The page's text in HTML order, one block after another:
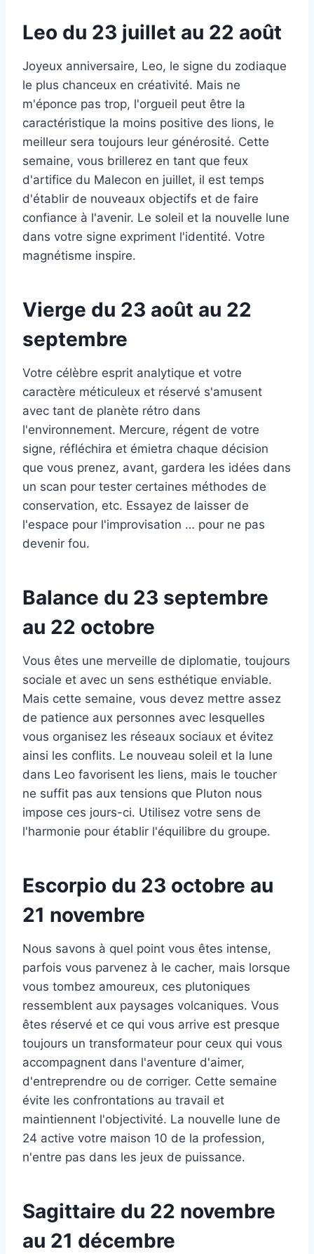
Leo du 23 juillet au 22 août
Joyeux anniversaire, Leo, le signe du zodiaque
le plus chanceux en créativité. Mais ne
m'éponce pas trop, l'orgueil peut être la
caractéristique la moins positive des lions, le
meilleur sera toujours leur générosité. Cette
semaine, vous brillerez en tant que feux
d'artifice du Malecon en juillet, il est temps
d'établir de nouveaux objectifs et de faire
confiance à l'avenir. Le soleil et la nouvelle lune
dans votre signe expriment l'identité. Votre
magnétisme inspire.
Vierge du 23 août au 22
septembre
Votre célèbre esprit analytique et votre
caractère méticuleux et réservé s'amusent
avec tant de planète rétro dans
l'environnement. Mercure, régent de votre
signe, réfléchira et émietra chaque décision
que vous prenez, avant, gardera les idées dans
un scan pour tester certaines méthodes de
conservation, etc. Essayez de laisser de
l'espace pour l'improvisation … pour ne pas
devenir fou.
Balance du 23 septembre
au 22 octobre
Vous êtes une merveille de diplomatie, toujours
sociale et avec un sens esthétique enviable.
Mais cette semaine, vous devez mettre assez
de patience aux personnes avec lesquelles
vous organisez les réseaux sociaux et évitez
ainsi les conflits. Le nouveau soleil et la lune
dans Leo favorisent les liens, mais le toucher
ne suffit pas aux tensions que Pluton nous
impose ces jours-ci. Utilisez votre sens de
l'harmonie pour établir l'équilibre du groupe.
Escorpio du 23 octobre au
21 novembre
Nous savons à quel point vous êtes intense,
parfois vous parvenez à le cacher, mais lorsque
vous tombez amoureux, ces plutoniques
ressemblent aux paysages volcaniques. Vous
êtes réservé et ce qui vous arrive est presque
toujours un transformateur pour ceux qui vous
accompagnent dans l'aventure d'aimer,
d'entreprendre ou de corriger. Cette semaine
évite les confrontations au travail et
maintiennent l'objectivité. La nouvelle lune de
24 active votre maison 10 de la profession,
n'entre pas dans les jeux de puissance.
Sagittaire du 22 novembre
au 21 décembre